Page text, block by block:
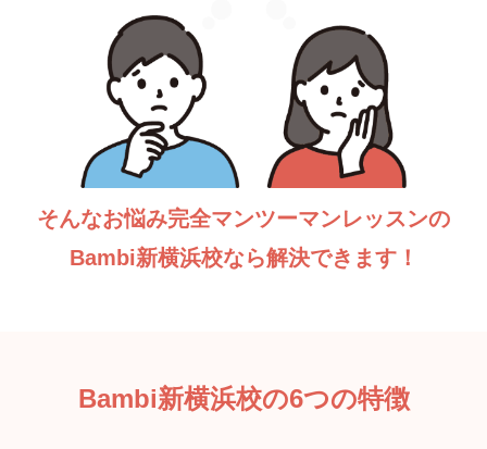
そんなお悩み完全マンツーマンレッスンの
Bambi新横浜校なら解決できます！
Bambi新横浜校の6つの特徴